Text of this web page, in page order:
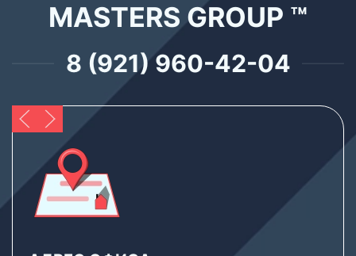
MASTERS GROUP ™
8 (921) 960-42-04